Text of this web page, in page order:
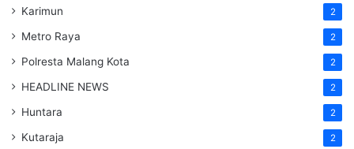
Karimun 2
Metro Raya 2
Polresta Malang Kota 2
HEADLINE NEWS 2
Huntara 2
Kutaraja 2